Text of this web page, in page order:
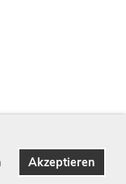
Akzeptieren